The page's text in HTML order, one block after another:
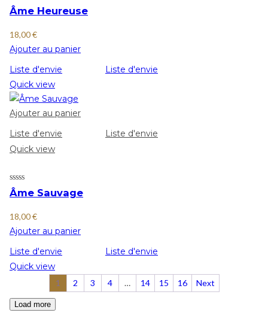
Âme Heureuse
18,00€
Ajouter au panier
Liste d'envie
Liste d'envie
Quick view
Ajouter au panier
Liste d'envie
Liste d'envie
Quick view
Âme Sauvage
18,00€
Ajouter au panier
Liste d'envie
Liste d'envie
Quick view
1 2 3 4 … 14 15 16 Next
Load more